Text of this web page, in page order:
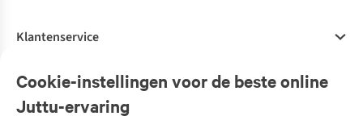
Cookie-instellingen voor de beste online
Juttu-ervaring
Klantenservice
Bestellen
Betalen
Onze diensten